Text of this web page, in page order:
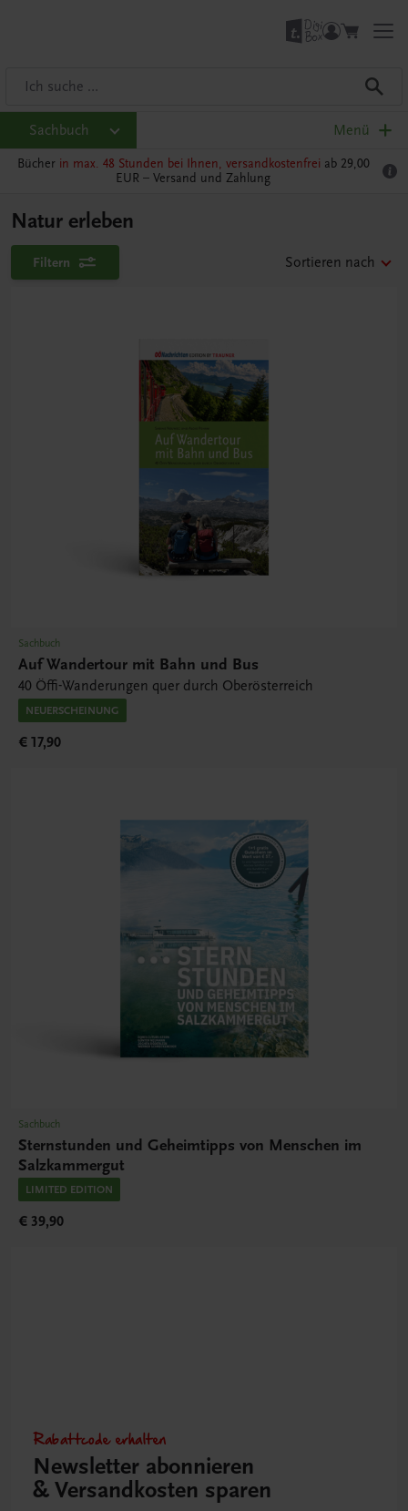
Sachbuch Menü
Bücher in max. 48 Stunden bei Ihnen, versandkostenfrei ab 29,00
EUR – Versand und Zahlung
Natur erleben
Filtern Sortieren nach
Sachbuch
Auf Wandertour mit Bahn und Bus
40 Öffi-Wanderungen quer durch Oberösterreich
NEUERSCHEINUNG
€ 17,90
Sachbuch
Sternstunden und Geheimtipps von Menschen im
Salzkammergut
LIMITED EDITION
€ 39,90
Rabattcode erhalten
Newsletter abonnieren
& Versandkosten sparen